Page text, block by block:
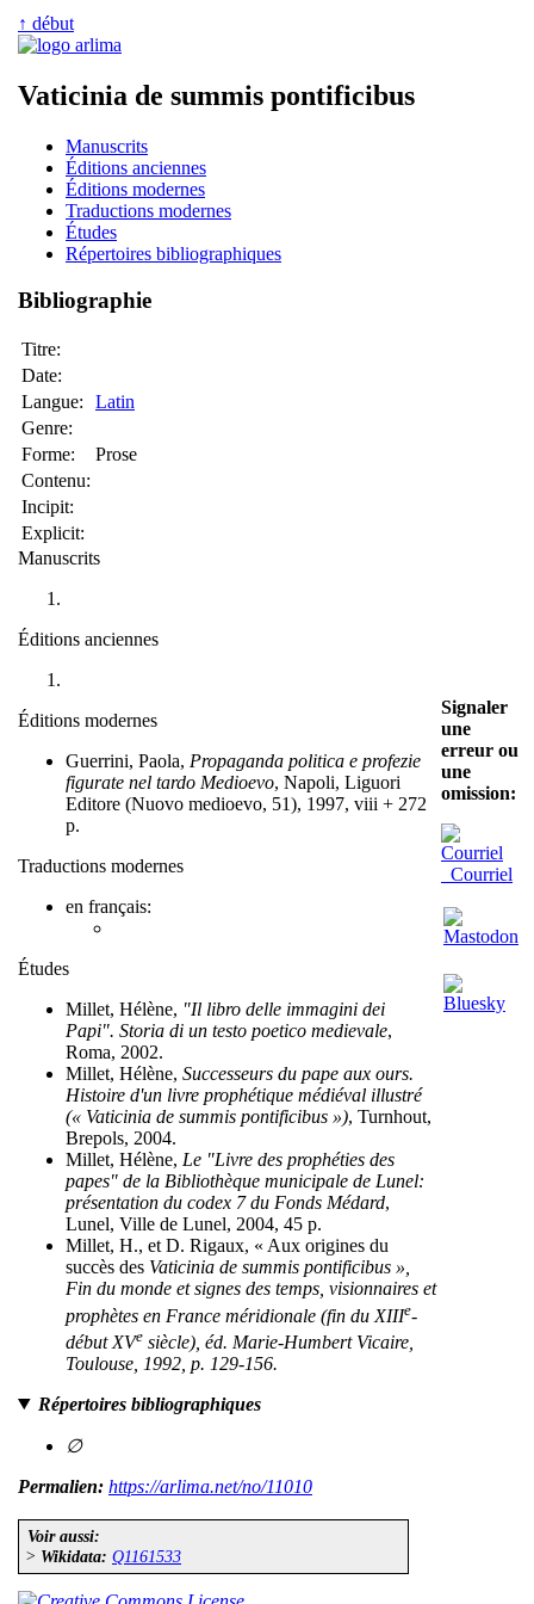
↑ début
Vaticinia de summis pontificibus
Manuscrits
Éditions anciennes
Éditions modernes
Traductions modernes
Études
Répertoires bibliographiques
Bibliographie
Titre:
Date:
Langue:
Latin
Genre:
Forme:
Prose
Contenu:
Incipit:
Explicit:
Manuscrits
Éditions anciennes
Éditions modernes
Guerrini, Paola, Propaganda politica e profezie
figurate nel tardo Medioevo, Napoli, Liguori
Editore (Nuovo medioevo, 51), 1997, viii + 272
p.
Traductions modernes
en français:
Études
Millet, Hélène, "Il libro delle immagini dei
Papi". Storia di un testo poetico medievale,
Roma, 2002.
Millet, Hélène, Successeurs du pape aux ours.
Histoire d'un livre prophétique médiéval illustré
(« Vaticinia de summis pontificibus »), Turnhout,
Brepols, 2004.
Millet, Hélène, Le "Livre des prophéties des
papes" de la Bibliothèque municipale de Lunel:
présentation du codex 7 du Fonds Médard,
Lunel, Ville de Lunel, 2004, 45 p.
Millet, H., et D. Rigaux, « Aux origines du
succès des Vaticinia de summis pontificibus »,
Fin du monde et signes des temps, visionnaires et
prophètes en France méridionale (fin du XIIIe-
début XVe siècle) , éd. Marie-Humbert Vicaire,
Toulouse, 1992, p. 129-156.
Répertoires bibliographiques
∅
Permalien: https://arlima.net/no/11010
Voir aussi:
> Wikidata: Q1161533
Signaler
une
erreur ou
une
omission:
Courriel